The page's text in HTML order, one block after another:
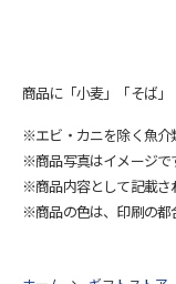
商品に「小麦」「そば
※エビ・カニを除く魚介
※商品写真はイメージで
※商品内容として記載さ
※商品の色は、印刷の都